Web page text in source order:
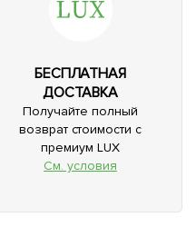
БЕСПЛАТНАЯ
ДОСТАВКА
Получайте полный
возврат стоимости с
премиум LUX
См. условия